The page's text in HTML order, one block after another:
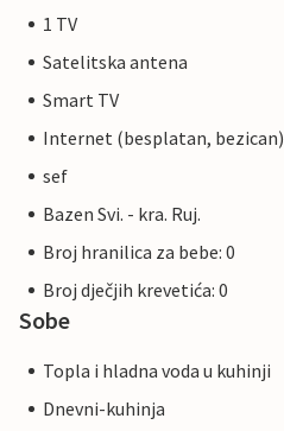
1 TV
Satelitska antena
Smart TV
Internet (besplatan, bezican)
sef
Bazen Svi. - kra. Ruj.
Broj hranilica za bebe: 0
Broj dječjih krevetića: 0
Sobe
Topla i hladna voda u kuhinji
Dnevni-kuhinja